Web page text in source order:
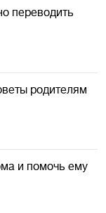
переводить
родителям
и помочь ему